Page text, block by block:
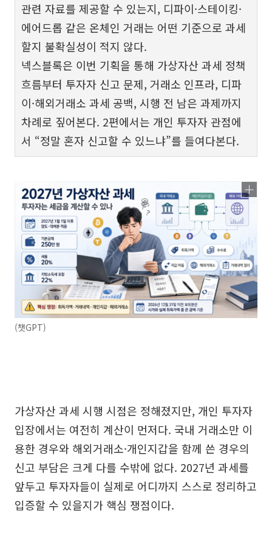
관련 자료를 제공할 수 있는지, 디파이·스테이킹·
에어드롭 같은 온체인 거래는 어떤 기준으로 과세
할지 불확실성이 적지 않다.
넥스블록은 이번 기획을 통해 가상자산 과세 정책
흐름부터 투자자 신고 문제, 거래소 인프라, 디파
이·해외거래소 과세 공백, 시행 전 남은 과제까지
차례로 짚어본다. 2편에서는 개인 투자자 관점에
서 “정말 혼자 신고할 수 있느냐”를 들여다본다.
(챗GPT)
가상자산 과세 시행 시점은 정해졌지만, 개인 투자자
입장에서는 여전히 계산이 먼저다. 국내 거래소만 이
용한 경우와 해외거래소·개인지갑을 함께 쓴 경우의
신고 부담은 크게 다를 수밖에 없다. 2027년 과세를
앞두고 투자자들이 실제로 어디까지 스스로 정리하고
입증할 수 있을지가 핵심 쟁점이다.